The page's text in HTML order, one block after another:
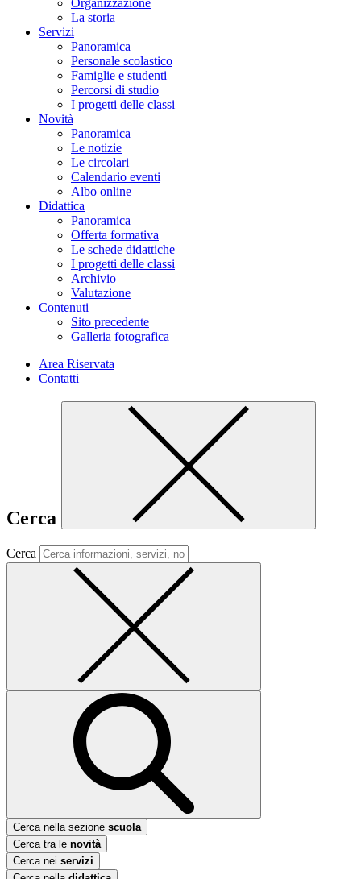
La storia
Servizi
Panoramica
Personale scolastico
Famiglie e studenti
Percorsi di studio
I progetti delle classi
Novità
Panoramica
Le notizie
Le circolari
Calendario eventi
Albo online
Didattica
Panoramica
Offerta formativa
Le schede didattiche
I progetti delle classi
Archivio
Valutazione
Contenuti
Sito precedente
Galleria fotografica
Area Riservata
Contatti
Cerca
Cerca
Cerca nella sezione scuola
Cerca tra le novità
Cerca nei servizi